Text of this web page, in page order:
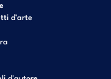
d’arte